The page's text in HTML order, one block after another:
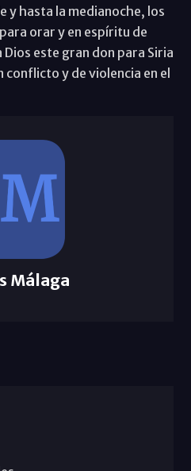
y hasta la medianoche, los
orar y en espíritu de
este gran don para Siria
y de violencia en el
Málaga